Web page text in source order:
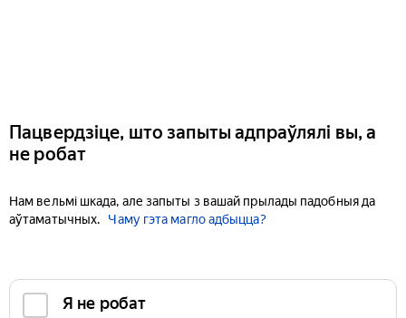
Пацвердзіце, што запыты адпраўлялі вы, а
не робат
Нам вельмі шкада, але запыты з вашай прылады падобныя да
аўтаматычных.
Чаму гэта магло адбыцца?
Я не робат